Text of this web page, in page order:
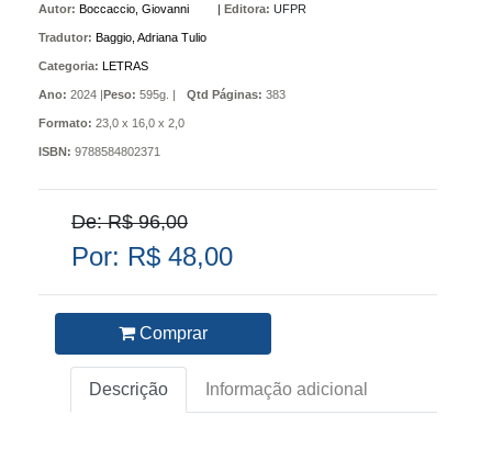
Autor: Boccaccio, Giovanni
Tradutor: Baggio, Adriana Tulio
| Editora: UFPR
Categoria: LETRAS
Ano: 2024 |Peso: 595g. | Qtd Páginas: 383
Formato: 23,0 x 16,0 x 2,0
ISBN: 9788584802371
De: R$ 96,00
Por: R$ 48,00
Comprar
Descrição Informação adicional